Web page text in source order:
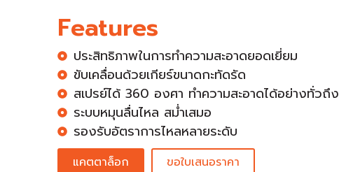
Features
ประสิทธิภาพในการทำความสะอาดยอดเยี่ยม
ขับเคลื่อนด้วยเกียร์ขนาดกะทัดรัด
สเปรย์ได้ 360 องศา ทำความสะอาดได้อย่างทั่วถึง
ระบบหมุนลื่นไหล สม่ำเสมอ
รองรับอัตราการไหลหลายระดับ
แคตตาล็อก ขอใบเสนอราคา